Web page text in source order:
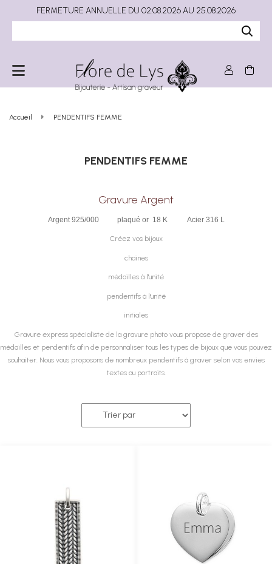
Accueil PENDENTIFS FEMME
PENDENTIFS FEMME
Gravure Argent
Argent 925/000 plaqué or 18 K Acier 316 L
Créez vos bijoux
chaines
médailles à l'unité
pendentifs à l'unité
initiales
Gravure express spécialiste de la gravure photo vous propose de graver des
médailles et pendentifs afin de personnaliser tous les types de bijoux que vous pouvez
souhaiter. Nous vous proposons de nombreux pendentifs à graver selon vos envies
textes ou portraits.
FERMETURE ANNUELLE DU 02.08.2026 AU 25.08.2026